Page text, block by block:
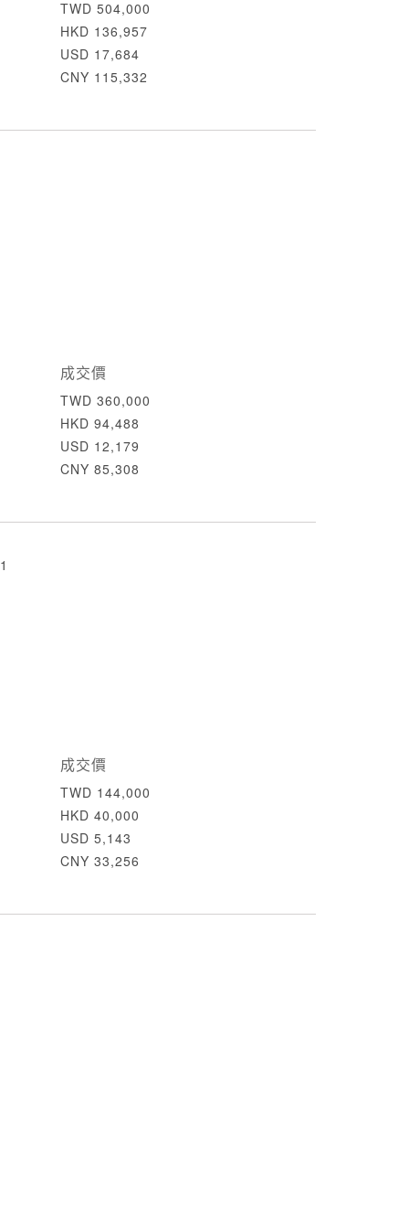
TWD 504,000
HKD 136,957
USD 17,684
CNY 115,332
成交價
TWD 360,000
HKD 94,488
USD 12,179
CNY 85,308
成交價
TWD 144,000
HKD 40,000
USD 5,143
CNY 33,256